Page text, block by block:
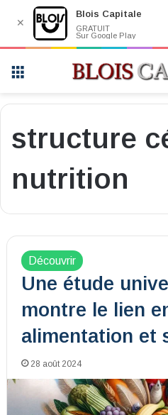
structure
nutrition
Découvrir
Une étude
montre le lien
alimentation et
28 août 2024
✕
Blois Capitale
GRATUIT
Sur Google Play